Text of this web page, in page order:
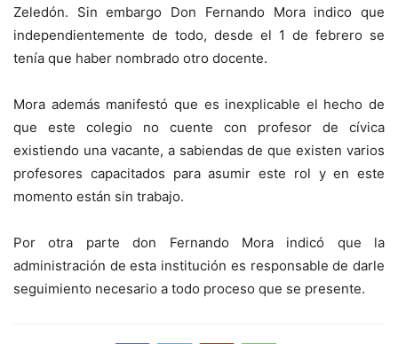
Zeledón. Sin embargo Don Fernando Mora indico que
independientemente de todo, desde el 1 de febrero se
tenía que haber nombrado otro docente.
Mora además manifestó que es inexplicable el hecho de
que este colegio no cuente con profesor de cívica
existiendo una vacante, a sabiendas de que existen varios
profesores capacitados para asumir este rol y en este
momento están sin trabajo.
Por otra parte don Fernando Mora indicó que la
administración de esta institución es responsable de darle
seguimiento necesario a todo proceso que se presente.